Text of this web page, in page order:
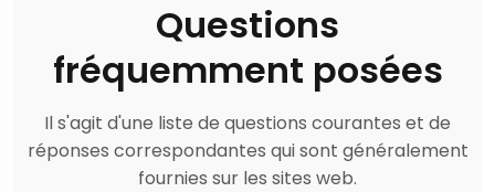
Questions
fréquemment posées
Il s'agit d'une liste de questions courantes et de
réponses correspondantes qui sont généralement
fournies sur les sites web.